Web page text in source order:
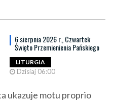
6 sierpnia 2026 r., Czwartek
Święto Przemienienia Pańskiego
LITURGIA
Dzisiaj 06:00
ukazuje motu proprio